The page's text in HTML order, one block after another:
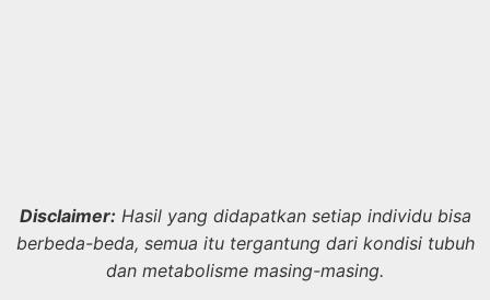
Disclaimer: Hasil yang didapatkan setiap individu bisa
berbeda-beda, semua itu tergantung dari kondisi tubuh
dan metabolisme masing-masing.